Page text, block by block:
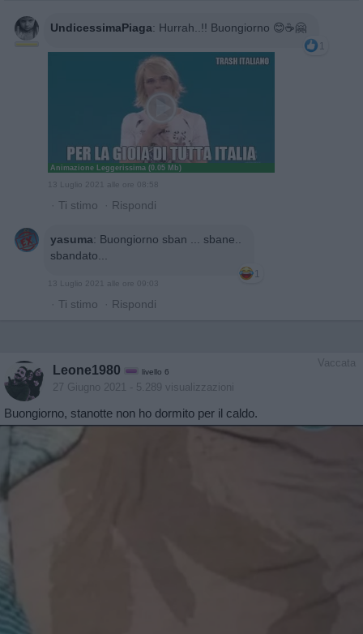
UndicessimaPiaga: Hurrah..!! Buongiorno 😊☕🤗
1
Animazione Leggerissima (0.05 Mb)
· Ti stimo · Rispondi
yasuma: Buongiorno sban ... sbane..
sbandato...
1
· Ti stimo · Rispondi
Vaccata
Leone1980 livello 6
27 Giugno 2021 - 5.289 visualizzazioni
Buongiorno, stanotte non ho dormito per il caldo.